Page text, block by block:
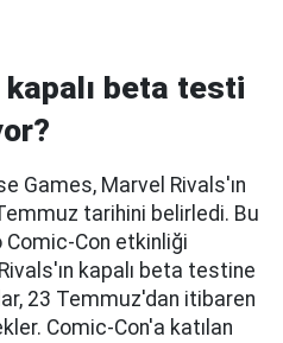
beta testi
Games, Marvel Rivals'ın
tarihini belirledi. Bu
Comic-Con etkinliği
kapalı beta testine
23 Temmuz'dan itibaren
Comic-Con'a katılan